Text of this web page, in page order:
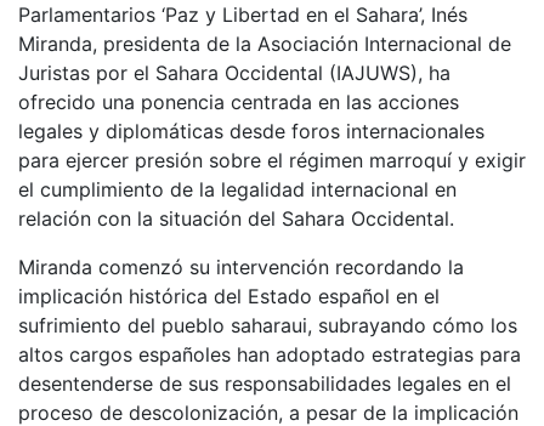
Parlamentarios ‘Paz y Libertad en el Sahara’, Inés
Miranda, presidenta de la Asociación Internacional de
Juristas por el Sahara Occidental (IAJUWS), ha
ofrecido una ponencia centrada en las acciones
legales y diplomáticas desde foros internacionales
para ejercer presión sobre el régimen marroquí y exigir
el cumplimiento de la legalidad internacional en
relación con la situación del Sahara Occidental.
Miranda comenzó su intervención recordando la
implicación histórica del Estado español en el
sufrimiento del pueblo saharaui, subrayando cómo los
altos cargos españoles han adoptado estrategias para
desentenderse de sus responsabilidades legales en el
proceso de descolonización, a pesar de la implicación